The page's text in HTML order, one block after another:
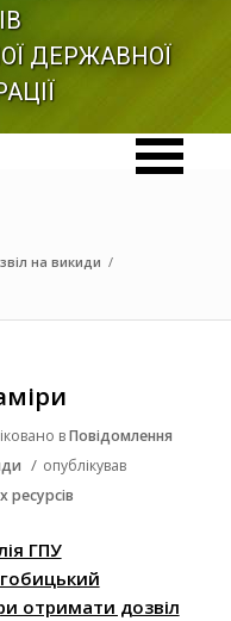
ДЕРЖАВНОЇ
на викиди /
вПовідомлення
/ опублікував
ресурсів
ГПУ
отримати дозвіл